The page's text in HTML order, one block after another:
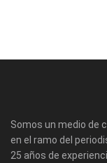
Somos un medio de
en el ramo del
25 años de